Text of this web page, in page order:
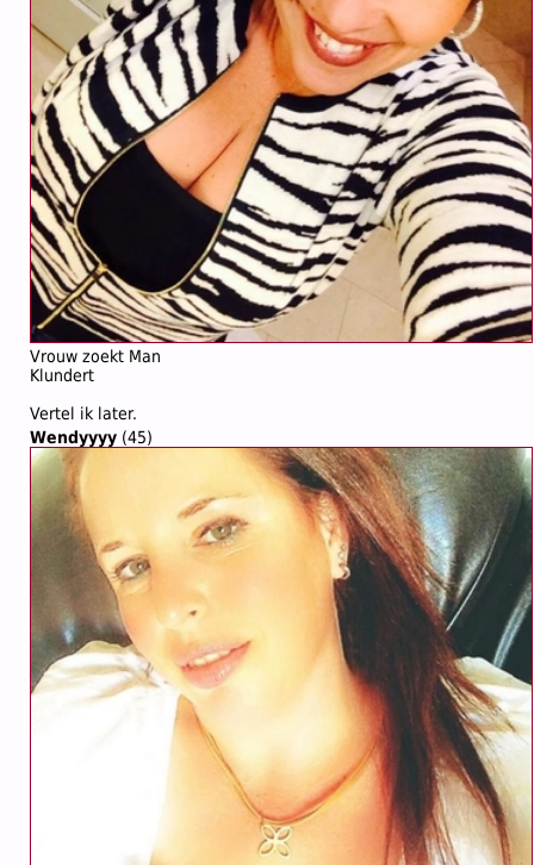
Vrouw zoekt Man
Klundert
Vertel ik later.
Wendyyyy (45)